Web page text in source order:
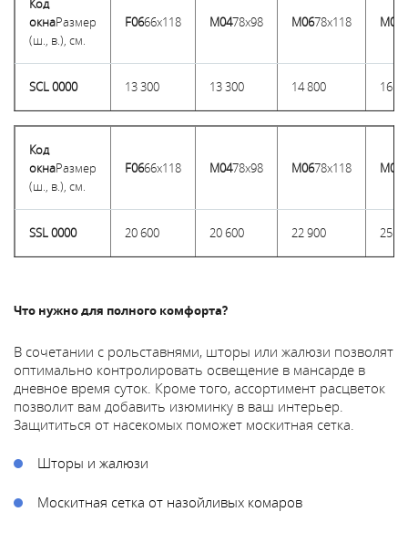
Код
окнаРазмер
(ш., в.), см.
F0666x118 M0478x98 M0678x118 M08
SCL 0000 13 300 13 300 14 800 16
Код
окнаРазмер
(ш., в.), см.
F0666x118 M0478x98 M0678x118 M08
SSL 0000 20 600 20 600 22 900 25
Что нужно для полного комфорта?
В сочетании с рольставнями, шторы или жалюзи позволят
оптимально контролировать освещение в мансарде в
дневное время суток. Кроме того, ассортимент расцветок
позволит вам добавить изюминку в ваш интерьер.
Защититься от насекомых поможет москитная сетка.
Шторы и жалюзи
Москитная сетка от назойливых комаров